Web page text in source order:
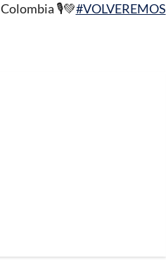
🎙️💚#VOLVEREMOS